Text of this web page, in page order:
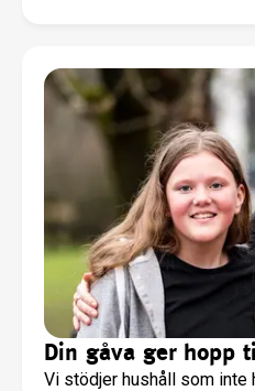
Din gåva ger hopp
Vi stödjer hushåll som inte